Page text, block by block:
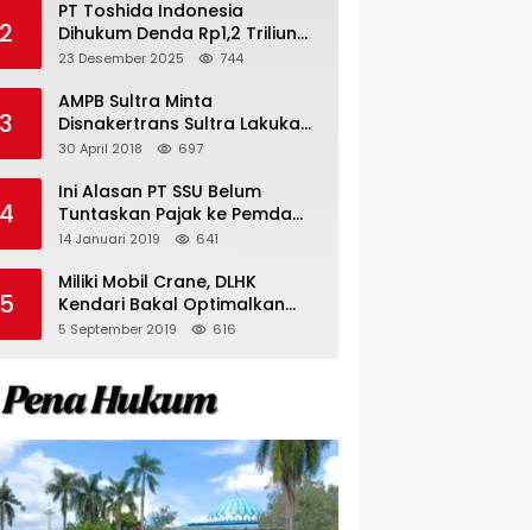
2
PT Toshida Indonesia
Dihukum Denda Rp1,2 Triliun
atas Aktivitas Tambang
23 Desember 2025 744
3
AMPB Sultra Minta
Disnakertrans Sultra Lakukan
Sweeping TKA
30 April 2018 697
4
Ini Alasan PT SSU Belum
Tuntaskan Pajak ke Pemda
Bombana Sebesar Rp8 Miliar
14 Januari 2019 641
5
Miliki Mobil Crane, DLHK
Kendari Bakal Optimalkan
Pangkas Pohon Peneduh
5 September 2019 616